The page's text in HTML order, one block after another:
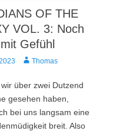
OF THE
VOL. 3: Noch
Gefühl
AutorThomas
über zwei Dutzend
gesehen haben,
bei uns langsam eine
breit. Also